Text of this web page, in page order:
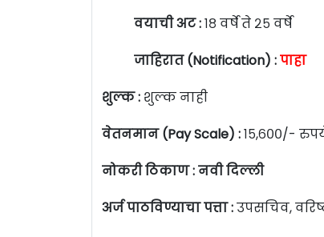
वयाची अट :१८ वर्षे ते २५ वर्षे
जाहिरात (Notification) :पाहा
शुल्क : शुल्क नाही
वेतनमान (Pay Scale) :१५,६००/-
नोकरी ठिकाण : नवी दिल्ली
अर्ज पाठविण्याचा पत्ता :उपसचिव,